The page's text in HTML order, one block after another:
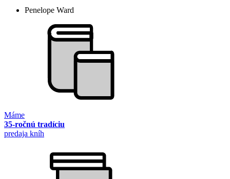
Penelope Ward
Máme
35-ročnú tradíciu
predaja kníh